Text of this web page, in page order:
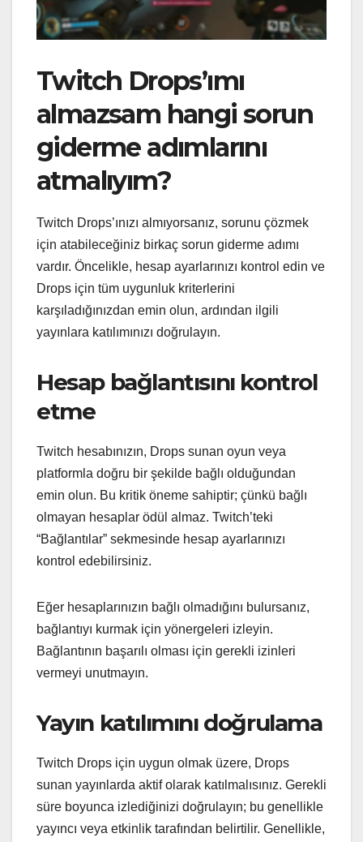
Twitch Drops’ımı
almazsam hangi sorun
giderme adımlarını
atmalıyım?
Twitch Drops’ınızı almıyorsanız, sorunu çözmek
için atabileceğiniz birkaç sorun giderme adımı
vardır. Öncelikle, hesap ayarlarınızı kontrol edin ve
Drops için tüm uygunluk kriterlerini
karşıladığınızdan emin olun, ardından ilgili
yayınlara katılımınızı doğrulayın.
Hesap bağlantısını kontrol
etme
Twitch hesabınızın, Drops sunan oyun veya
platformla doğru bir şekilde bağlı olduğundan
emin olun. Bu kritik öneme sahiptir; çünkü bağlı
olmayan hesaplar ödül almaz. Twitch’teki
“Bağlantılar” sekmesinde hesap ayarlarınızı
kontrol edebilirsiniz.
Eğer hesaplarınızın bağlı olmadığını bulursanız,
bağlantıyı kurmak için yönergeleri izleyin.
Bağlantının başarılı olması için gerekli izinleri
vermeyi unutmayın.
Yayın katılımını doğrulama
Twitch Drops için uygun olmak üzere, Drops
sunan yayınlarda aktif olarak katılmalısınız. Gerekli
süre boyunca izlediğinizi doğrulayın; bu genellikle
yayıncı veya etkinlik tarafından belirtilir. Genellikle,